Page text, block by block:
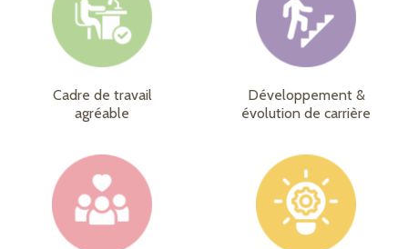
Cadre de travail
agréable
Développement &
évolution de carrière